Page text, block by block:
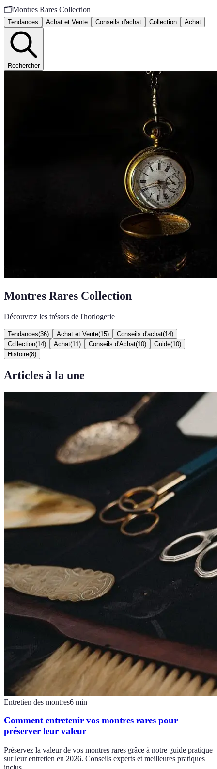
🗂️Montres Rares Collection
Tendances Achat et Vente Conseils d'achat Collection Achat
Rechercher
Montres Rares Collection
Découvrez les trésors de l'horlogerie
Tendances(36) Achat et Vente(15) Conseils d'achat(14)
Collection(14) Achat(11 ) Conseils d'Achat(10) Guide(10)
Histoire(8)
Articles à la une
Entretien des montres6 min
Comment entretenir vos montres rares pour
préserver leur valeur
Préservez la valeur de vos montres rares grâce à notre guide pratique
sur leur entretien en 2026. Conseils experts et meilleures pratiques
inclus.